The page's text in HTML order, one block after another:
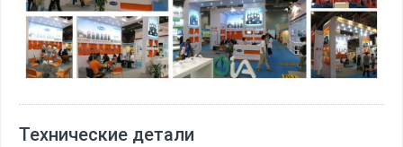
Технические детали